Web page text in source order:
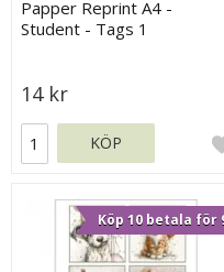
Papper Reprint A4 -
Student - Tags 1
14 kr
KÖP
Köp 10 betala för